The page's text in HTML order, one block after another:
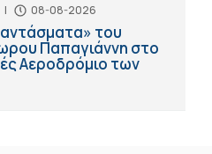
| 08-08-2026
του
Παπαγιάννη στο
Αεροδρόμιο των